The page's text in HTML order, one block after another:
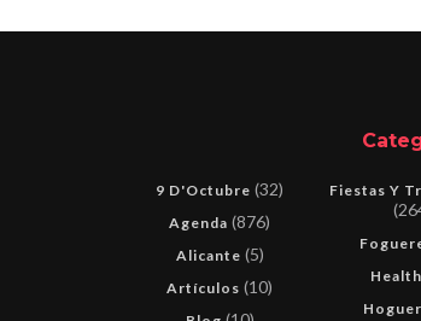
9 D'Octubre (32)
Agenda (876)
Alicante (5)
Artículos (10)
Fiestas Y
Health